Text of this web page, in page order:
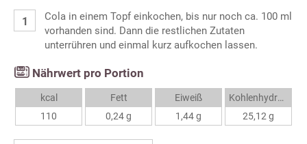
Cola in einem Topf einkochen, bis nur noch ca. 100 ml
vorhanden sind. Dann die restlichen Zutaten
unterrühren und einmal kurz aufkochen lassen.
Nährwert pro Portion
kcal
110
Fett
0,24 g
Eiweiß
1,44 g
Kohlenhydrate
25,12 g